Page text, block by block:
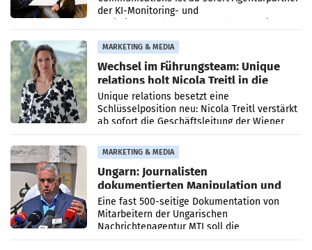
der KI-Monitoring- und
MARKETING & MEDIA
Wechsel im Führungsteam: Unique
relations holt Nicola Treitl in die
Geschäftsleitung
Unique relations besetzt eine
Schlüsselposition neu: Nicola Treitl verstärkt
ab sofort die Geschäftsleitung der Wiener
PR-Agentur an der Seite von Josef Kalina und
Anna Kalina-Mahr.
MARKETING & MEDIA
Ungarn: Journalisten
dokumentierten Manipulation und
Zensur
Eine fast 500-seitige Dokumentation von
Mitarbeitern der Ungarischen
Nachrichtenagentur MTI soll die
systematische Nachrichten-Manipulation und